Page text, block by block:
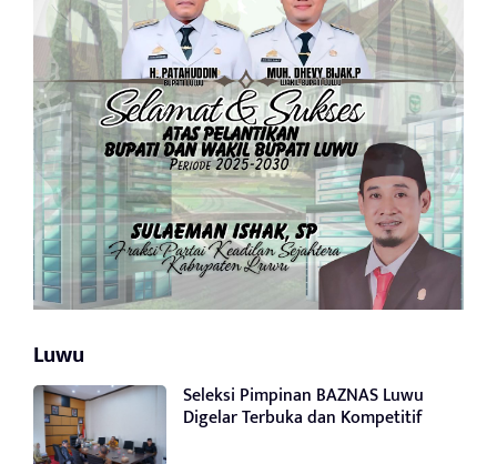
Luwu
Seleksi Pimpinan BAZNAS Luwu
Digelar Terbuka dan Kompetitif